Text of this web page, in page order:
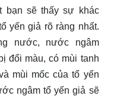
bạn sẽ thấy sự khác
yến giả rõ ràng nhất.
nước, nước ngâm
đổi màu, có mùi tanh
mùi mốc của tổ yến
ngâm tổ yến giả sẽ